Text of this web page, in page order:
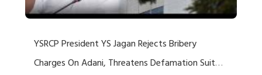
YSRCP President YS Jagan Rejects Bribery
Charges On Adani, Threatens Defamation Suit